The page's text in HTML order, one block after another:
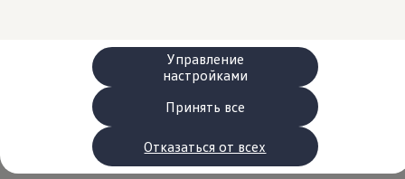
Принять все
Отказаться от всех
Управление
настройками
Персонализация
Настенная зарядная станция и кабели для
Важная информация для клиентов
Переработка и возврат продукции
Кампании по отзыву автомобилей
Предупредительные и контрольные
Обновления программного обеспечения
Обновления программного обеспечения для